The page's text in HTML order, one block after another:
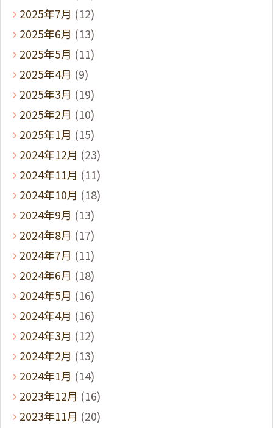
2025年7月 (12)
2025年6月 (13)
2025年5月 (11)
2025年4月 (9)
2025年3月 (19)
2025年2月 (10)
2025年1月 (15)
2024年12月 (23)
2024年11月 (11)
2024年10月 (18)
2024年9月 (13)
2024年8月 (17)
2024年7月 (11)
2024年6月 (18)
2024年5月 (16)
2024年4月 (16)
2024年3月 (12)
2024年2月 (13)
2024年1月 (14)
2023年12月 (16)
2023年11月 (20)